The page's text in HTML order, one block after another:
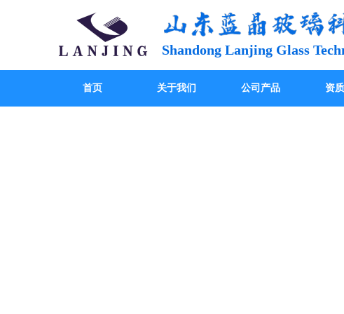
Shandong Lanjing Glass
首页 关于我们 公司产品 资